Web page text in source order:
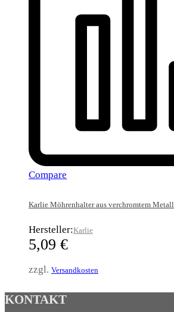
Compare
Karlie Möhrenhalter aus verchromtem Metall
Hersteller:Karlie
5,09 €
zzgl. Versandkosten
KONTAKT